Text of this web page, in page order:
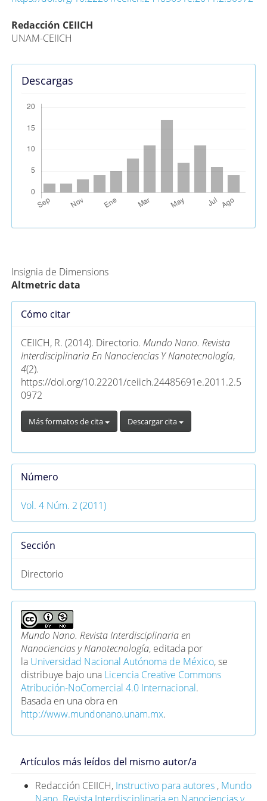
Contenido
principal
del
artículo
Redacción CEIICH
UNAM-CEIICH
Descargas
Insignia de Dimensions
Altmetric data
Detalles
artículo
Cómo citar
CEIICH, R. (2014). Directorio. Mundo Nano. Revista
Interdisciplinaria En Nanociencias Y Nanotecnología,
4(2).
https://doi.org/10.22201/ceiich.24485691e.2011.2.5
0972
Más formatos de cita Descargar cita
Número
Vol. 4 Núm. 2 (2011)
Sección
Directorio
Mundo Nano. Revista Interdisciplinaria en
Nanociencias y Nanotecnología, editada por
la Universidad Nacional Autónoma de México, se
distribuye bajo una Licencia Creative Commons
Atribución-NoComercial 4.0 Internacional.
Basada en una obra en
http://www.mundonano.unam.mx.
Artículos más leídos del mismo autor/a
Redacción CEIICH, Instructivo para autores , Mundo